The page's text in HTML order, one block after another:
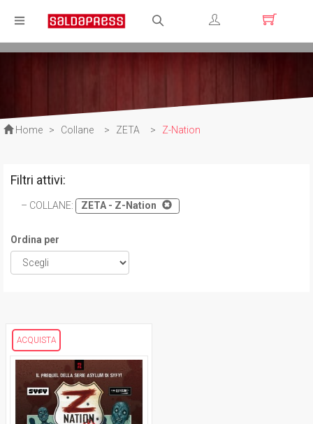
Registrati
Home > Collane > ZETA > Z-Nation
Filtri attivi:
COLLANE: ZETA - Z-Nation
Ordina per
ACQUISTA